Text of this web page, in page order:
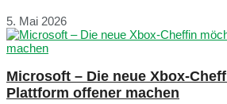
5. Mai 2026
Microsoft – Die neue Xbox-
Plattform offener machen